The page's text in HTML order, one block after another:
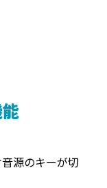
源のキーが切